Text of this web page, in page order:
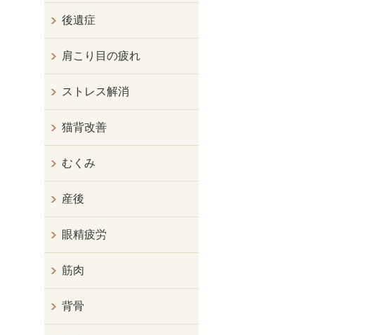
後遺症
肩こり目の疲れ
ストレス解消
猫背改善
むくみ
産後
眼精疲労
筋肉
背骨